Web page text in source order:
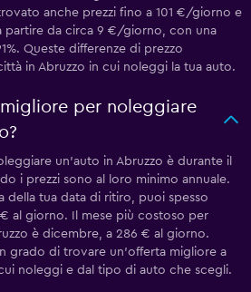
anche prezzi fino a 101 €/giorno e
partire da circa 9 €/giorno, con una
Queste differenze di prezzo
in Abruzzo in cui noleggi la tua auto.
per noleggiare
un'auto in Abruzzo è durante il
i prezzi sono al loro minimo annuale.
della tua data di ritiro, puoi spesso
al giorno. Il mese più costoso per
è dicembre, a 286 € al giorno.
grado di trovare un'offerta migliore a
noleggi e dal tipo di auto che scegli.